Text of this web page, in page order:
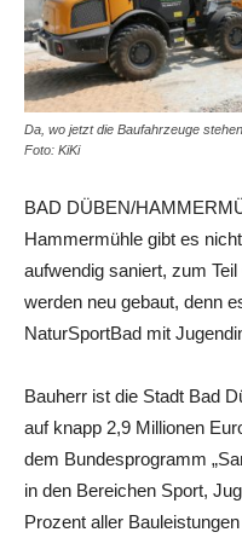
Da, wo jetzt die Baufahrzeuge
Foto: KiKi
BAD DÜBEN/
Hammermühle gibt es
aufwendig saniert, zum
werden neu gebaut, denn
NaturSportBad mit
Bauherr ist die Stadt Bad
auf knapp 2,9 Millionen
dem Bundesprogramm
in den Bereichen Sport,
Prozent aller